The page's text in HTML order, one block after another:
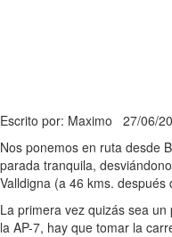
Escrito por: Maximo 27/06/
Nos ponemos en ruta desde
parada tranquila,
Valldigna (a 46 kms. después
La primera vez quizás sea
la AP-7, hay que tomar la